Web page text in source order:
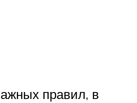
правил, в